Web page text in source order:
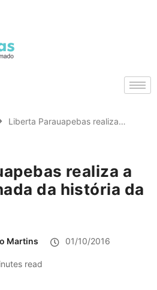
Liberta Parauapebas realiza…
realiza a
da história da
Martins 01/10/2016
read